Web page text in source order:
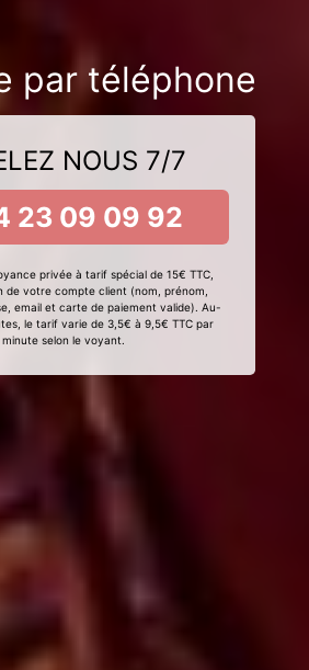
par téléphone
NOUS 7/7
23 09 09 92
privée à tarif spécial de 15€ TTC,
de votre compte client (nom, prénom,
email et carte de paiement valide). Au-
le tarif varie de 3,5€ à 9,5€ TTC par
minute selon le voyant.